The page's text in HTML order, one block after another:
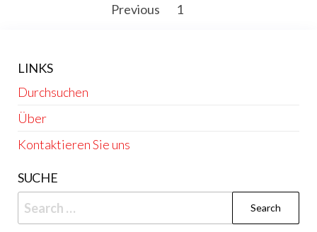
Previous 1
LINKS
Durchsuchen
Über
Kontaktieren Sie uns
SUCHE
Search
for: